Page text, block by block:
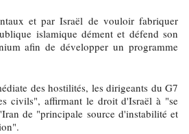
et par Israël de vouloir fabriquer
islamique dément et défend son
afin de développer un programme
des hostilités, les dirigeants du G7
civils", affirmant le droit d'Israël à "se
de "principale source d'instabilité et